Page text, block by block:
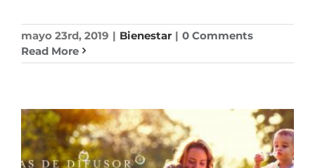
mayo 23rd, 2019 | Bienestar | 0 Comments
Read More